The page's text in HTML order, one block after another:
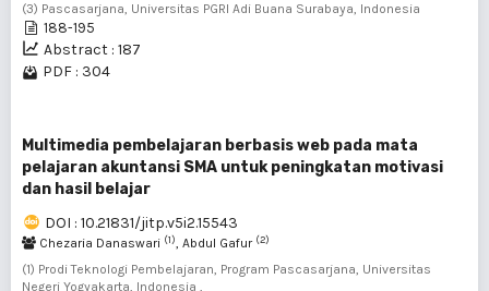
(3) Pascasarjana, Universitas PGRI Adi Buana Surabaya, Indonesia
188-195
Abstract : 187
PDF : 304
Multimedia pembelajaran berbasis web pada mata
pelajaran akuntansi SMA untuk peningkatan motivasi
dan hasil belajar
DOI : 10.21831/jitp.v5i2.15543
Chezaria Danaswari (1), Abdul Gafur (2)
(1) Prodi Teknologi Pembelajaran, Program Pascasarjana, Universitas
Negeri Yogyakarta, Indonesia ,